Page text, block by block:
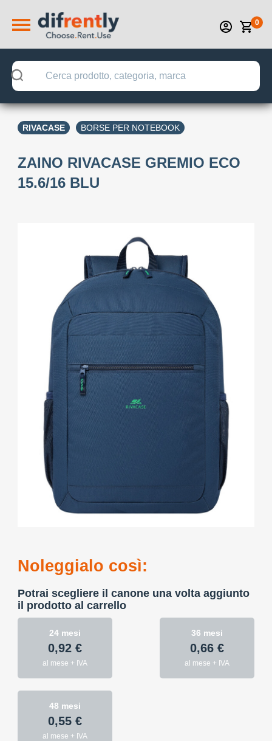
0
RIVACASE BORSE PER NOTEBOOK
ZAINO RIVACASE GREMIO ECO
15.6/16 BLU
Noleggialo così:
Potrai scegliere il canone una volta aggiunto
il prodotto al carrello
24 mesi
0,92 €
al mese + IVA
36 mesi
0,66 €
al mese + IVA
48 mesi
0,55 €
al mese + IVA